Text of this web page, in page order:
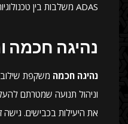
ADAS משלבות בין טכנולוגיות כדי להשיג זיהוי יציב ומדויק.
נהיגה חכמה
נהיגה חכמה משקפת שילוב
וניהול תנועה שמטרתם
את היעילות בכבישים. גישה